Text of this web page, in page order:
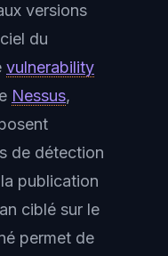
versions
du
vulnerability
Nessus,
de détection
publication
ciblé sur le
permet de